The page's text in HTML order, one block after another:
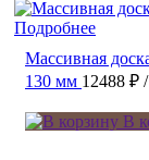
Подробнее
Массивная
130 мм 12488 ₽
В